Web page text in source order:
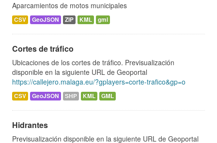
Aparcamientos de motos municipales
CSV GeoJSON ZIP KML gml
Cortes de tráfico
Ubicaciones de los cortes de tráfico. Previsualización
disponible en la siguiente URL de Geoportal
https://callejero.malaga.eu/?gplayers=corte-trafico&gp=o
CSV GeoJSON SHP KML GML
Hidrantes
Previsualización disponible en la siguiente URL de Geoportal